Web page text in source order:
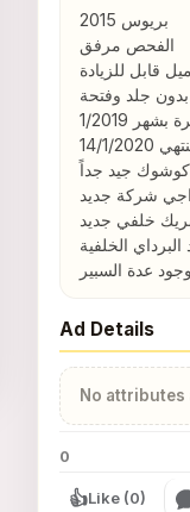
بريوس 2015
الفحص مرفق
الف ميل قابل للزيادة
جلد وفتحة
طلعت من الحرة بشهر 1/2019
ترخيصها بنتهي 14/1/2020
كوشوك جيد جداً
شركة جديد
خلفي جديد
الخلفية
عدة السبير
Ad Details
No attributes
0
👍Like (0)